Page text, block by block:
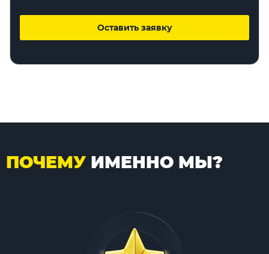
Оставить заявку
ПОЧЕМУИМЕННО МЫ?